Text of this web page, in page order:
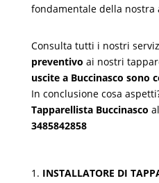
fondamentale della
Consulta tutti i nostri
preventivo ai nostri
uscite a Buccinasco sono
In conclusione cosa
Tapparellista Buccinasco
3485842858
INSTALLATORE DI